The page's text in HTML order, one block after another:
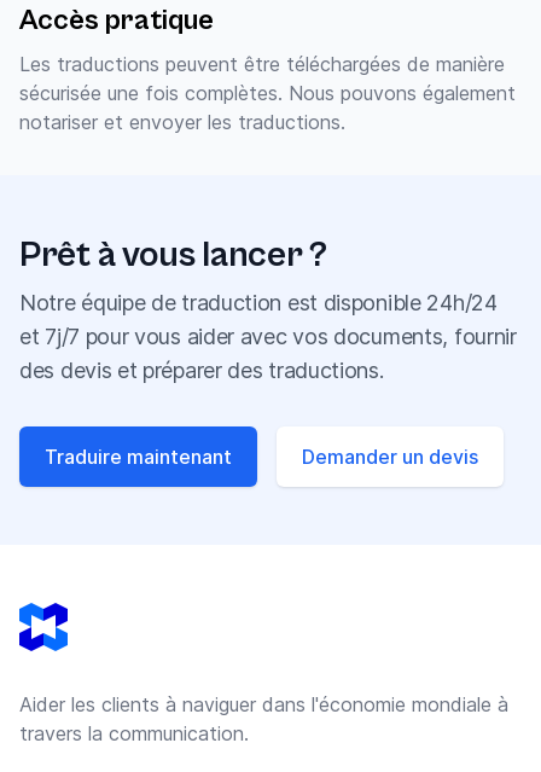
Accès pratique
Les traductions peuvent être téléchargées de manière
sécurisée une fois complètes. Nous pouvons également
notariser et envoyer les traductions.
Prêt à vous lancer ?
Notre équipe de traduction est disponible 24h/24
et 7j/7 pour vous aider avec vos documents, fournir
des devis et préparer des traductions.
Traduire maintenant Demander un devis
Aider les clients à naviguer dans l'économie mondiale à
travers la communication.